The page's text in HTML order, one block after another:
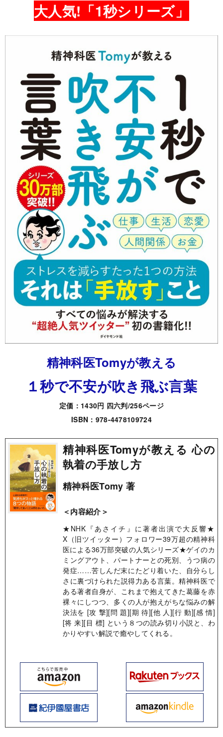
大人気!「1秒シリーズ」
精神科医Tomyが教える
１秒で不安が吹き飛ぶ言葉
定価：1430円 四六判/256ページ
ISBN：978-4478109724
精神科医Tomyが教える 心の
執着の手放し方
精神科医Tomy 著
＜内容紹介＞
★NHK『あさイチ』に著者出演で大反響★​
X（旧ツイッター）フォロワー39万超の精神科
医による36万部突破の人気シリーズ★ゲイのカ
ミングアウト、パートナーとの死別、うつ病の
発症……苦しんだ末にたどり着いた、自分らし
さに裏づけられた説得力ある言葉。精神科医で
ある著者自身が、これまで抱えてきた葛藤を赤
裸々にしつつ、多くの人が抱えがちな悩みの解
決法を [攻 撃][問 題][期 待][他 人][行 動][感 情]
[将 来][目 標] という８つの読み切り小説と、わ
かりやすい解説で癒やしてくれる。